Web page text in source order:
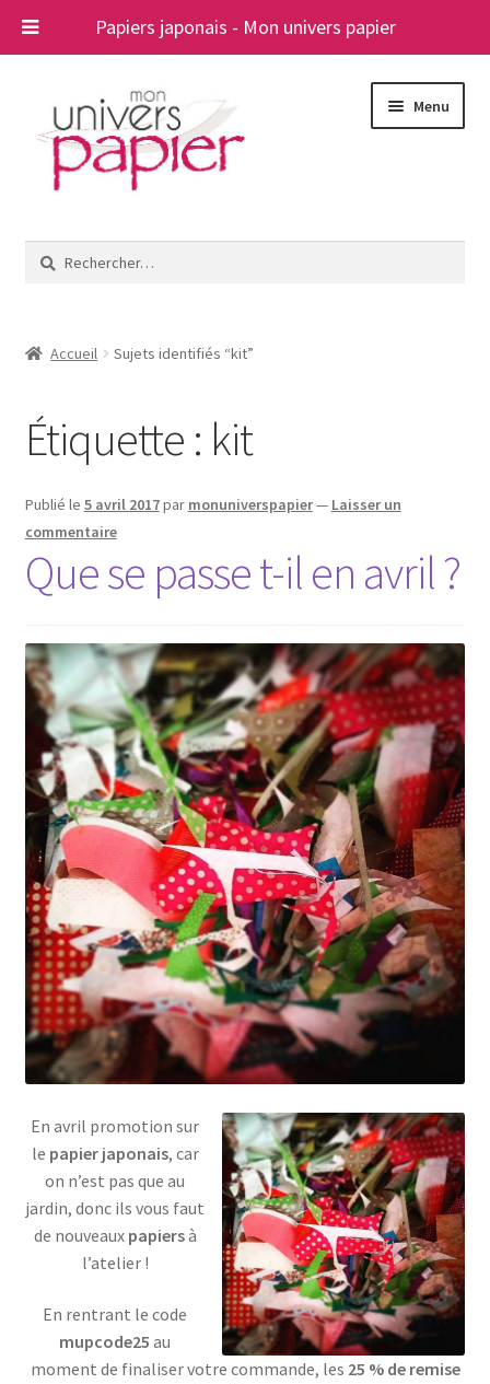
Papiers japonais - Mon univers papier
navigation
contenu
Menu
le
A propos
Rechercher :
Accueil Sujets identifiés “kit”
Étiquette : kit
Publié le 5 avril 2017par monuniverspapier— Laisser un
commentaire
Que se passe t-il en avril ?
En avril promotion sur
le papier japonais, car
on n’est pas que au
jardin, donc ils vous faut
de nouveaux papiersà
l’atelier !
En rentrant le code
mupcode25 au
moment de finaliser votre commande, les 25 % de remise